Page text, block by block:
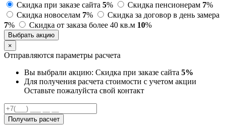
Скидка при заказе сайта 5% Скидка пенсионерам 7%
Скидка новоселам 7%
Скидка за договор в день замера
7% Скидка от заказа более 40 кв.м 10%
Выбрать акцию
×
Отправляются параметры расчета
Вы выбрали акцию: Скидка при заказе сайта 5%
Для получения расчета стоимости с учетом акции
Оставьте пожалуйста свой контакт
Получить расчет